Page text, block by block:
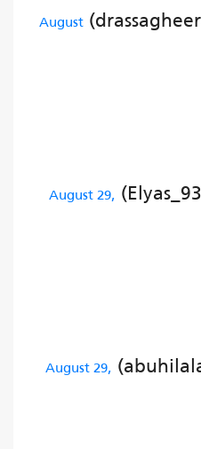
August
August 29,
August 29,